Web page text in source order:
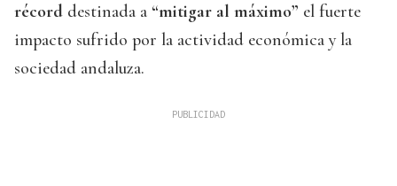
récord destinada a “mitigar al máximo” el fuerte
impacto sufrido por la actividad económica y la
sociedad andaluza.